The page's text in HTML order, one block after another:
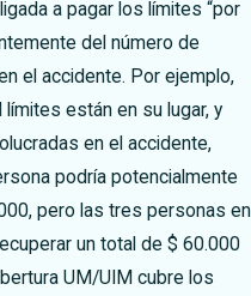
a pagar los límites “por
del número de
el accidente. Por ejemplo,
están en su lugar, y
en el accidente,
podría potencialmente
pero las tres personas en
un total de $ 60.000
UM/UIM cubre los